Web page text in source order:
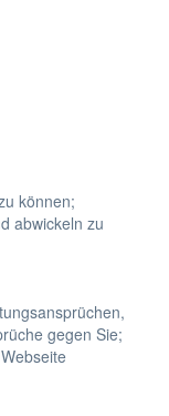
können;
abwickeln zu
gegen Sie;